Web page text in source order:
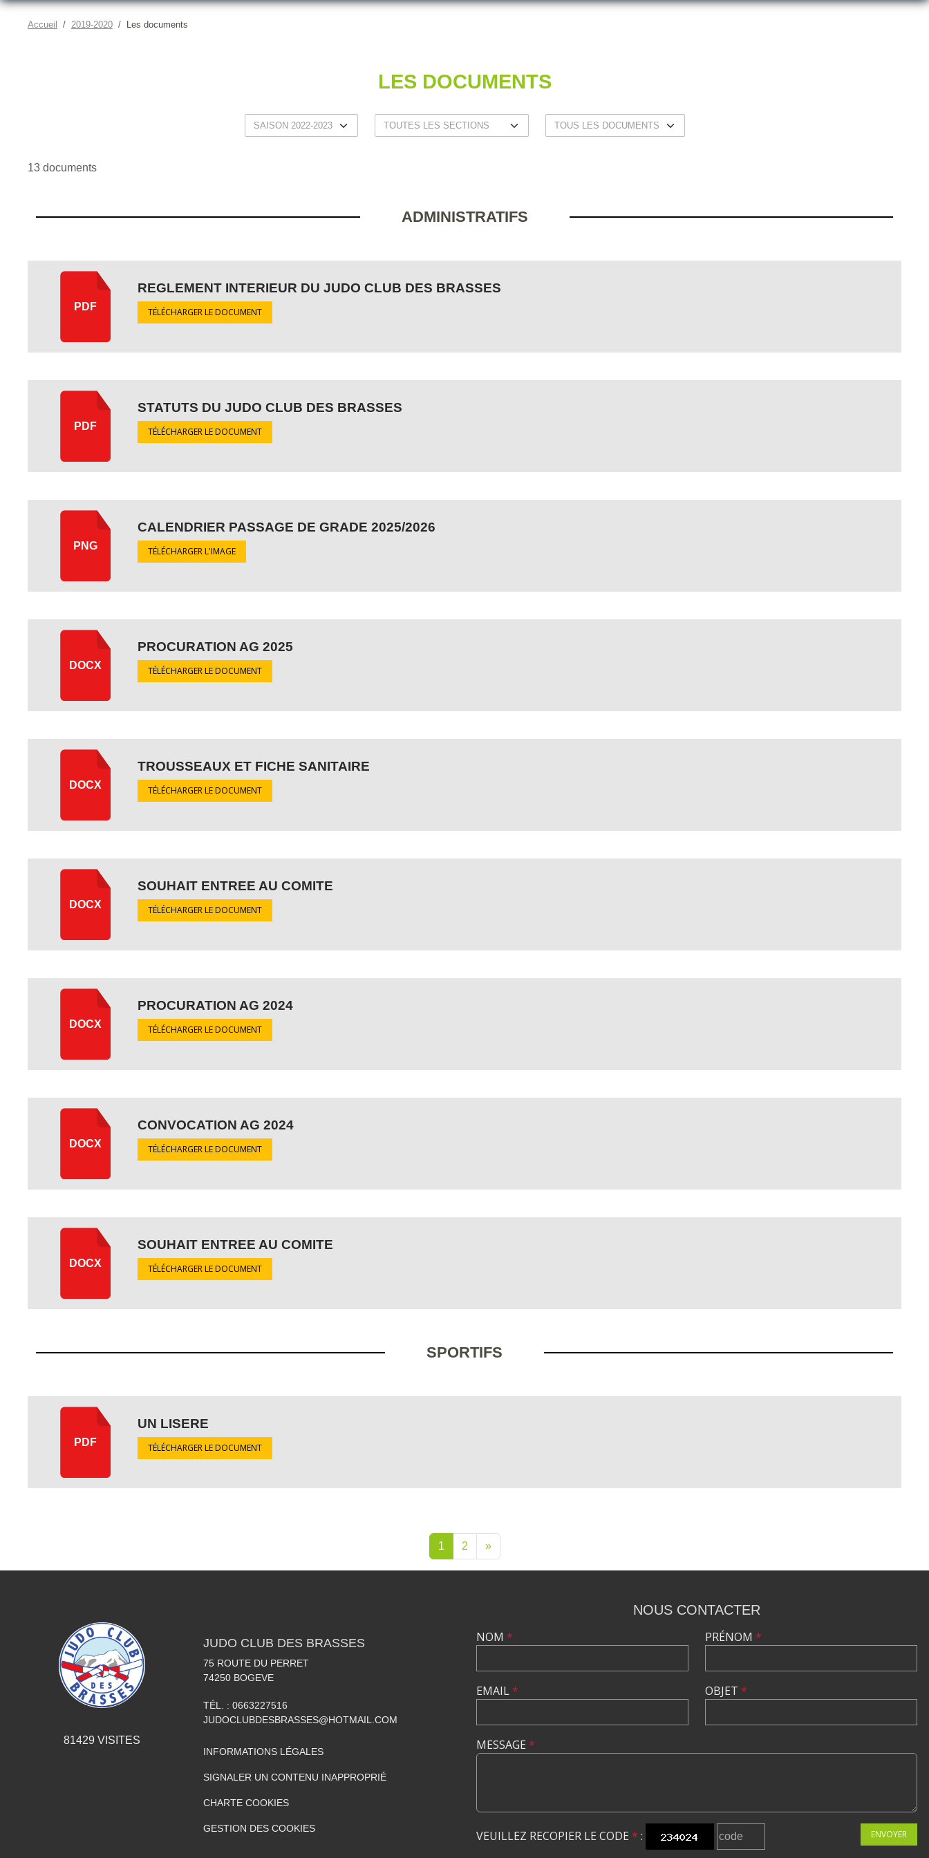
Accueil 2019-2020 Les documents
LES DOCUMENTS
13 documents
ADMINISTRATIFS
PDF
REGLEMENT INTERIEUR DU JUDO CLUB DES BRASSES
TÉLÉCHARGER LE DOCUMENT
PDF
STATUTS DU JUDO CLUB DES BRASSES
TÉLÉCHARGER LE DOCUMENT
PNG
CALENDRIER PASSAGE DE GRADE 2025/2026
TÉLÉCHARGER L'IMAGE
DOCX
PROCURATION AG 2025
TÉLÉCHARGER LE DOCUMENT
DOCX
TROUSSEAUX ET FICHE SANITAIRE
TÉLÉCHARGER LE DOCUMENT
DOCX
SOUHAIT ENTREE AU COMITE
TÉLÉCHARGER LE DOCUMENT
DOCX
PROCURATION AG 2024
TÉLÉCHARGER LE DOCUMENT
DOCX
CONVOCATION AG 2024
TÉLÉCHARGER LE DOCUMENT
DOCX
SOUHAIT ENTREE AU COMITE
TÉLÉCHARGER LE DOCUMENT
SPORTIFS
PDF
UN LISERE
TÉLÉCHARGER LE DOCUMENT
1 2 »
81429 VISITES
JUDO CLUB DES BRASSES
75 ROUTE DU PERRET
74250 BOGEVE
TÉL. : 0663227516
JUDOCLUBDESBRASSES@HOTMAIL.COM
INFORMATIONS LÉGALES
SIGNALER UN CONTENU INAPPROPRIÉ
CHARTE COOKIES
GESTION DES COOKIES
NOUS CONTACTER
NOM *
EMAIL*
PRÉNOM *
OBJET *
MESSAGE *
VEUILLEZ RECOPIER LE CODE * : ENVOYER